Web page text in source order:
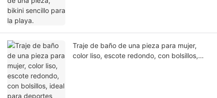
Traje de baño de una pieza para mujer,
color liso, escote redondo, con bolsillos,